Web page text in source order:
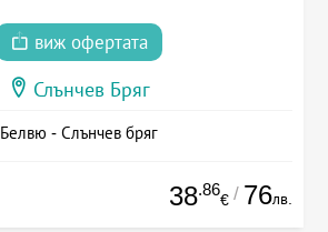
виж офертата
Слънчев Бряг
Белвю - Слънчев бряг
38.86
€ / 76лв.